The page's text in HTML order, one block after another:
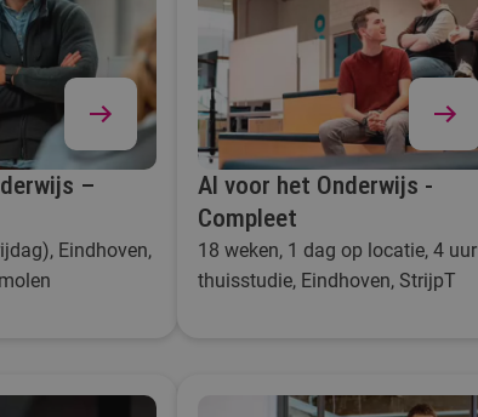
–
Eindhoven,
AI voor het Onderwijs -
Compleet
18 weken, 1 dag op locatie, 4 uur
thuisstudie, Eindhoven, StrijpT